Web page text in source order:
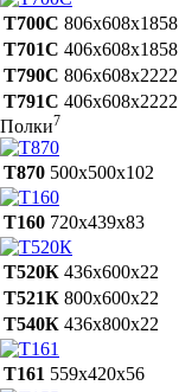
Т700С 806х608х1858
Т701С 406х608х1858
Т790С 806х608х2222
Т791С 406х608х2222
Полки7
Т870 500х500х102
Т160 720х439х83
Т520К 436х600х22
Т521К 800х600х22
Т540К 436х800х22
Т161 559x420x56